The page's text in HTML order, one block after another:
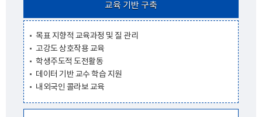
교육 기반 구축
목표 지향적 교육과정 및 질 관리
고강도 상호작용 교육
학생주도적 도전활동
데이터 기반 교수 학습 지원
내외국인 콜라보 교육